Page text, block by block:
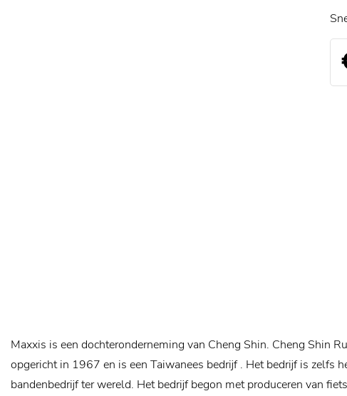
Maxxis is een dochteronderneming van Cheng Shin. Cheng Shin
opgericht in 1967 en is een Taiwanees bedrijf . Het bedrijf is zelfs
bandenbedrijf ter wereld. Het bedrijf begon met produceren van